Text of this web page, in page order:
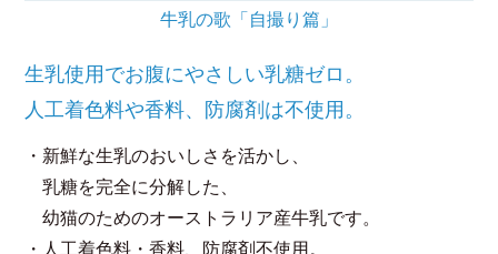
牛乳の歌「自撮り篇」
生乳使用でお腹にやさしい乳糖ゼロ。
人工着色料や香料、防腐剤は不使用。
・新鮮な生乳のおいしさを活かし、
乳糖を完全に分解した、
幼猫のためのオーストラリア産牛乳です。
・人工着色料・香料、防腐剤不使用。